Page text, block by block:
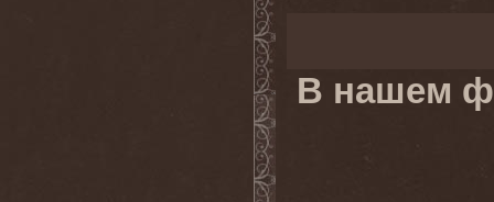
В нашем